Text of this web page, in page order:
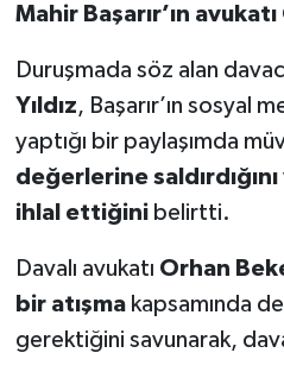
Mahir Başarır’ın
Duruşmada söz alan
Yıldız, Başarır’ın sosyal
yaptığı bir paylaşımda
değerlerine saldırdığını
ihlal ettiğinibelirtti.
Davalı avukatı Orhan
bir atışmakapsamında
gerektiğini savunarak,